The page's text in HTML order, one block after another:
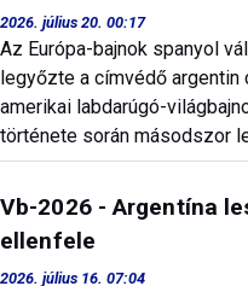
2026. július 20. 00:17
Az Európa-bajnok spanyol
legyőzte a címvédő
amerikai labdarúgó-
története során másodszor
Vb-2026 - Argentína
ellenfele
2026. július 16. 07:04